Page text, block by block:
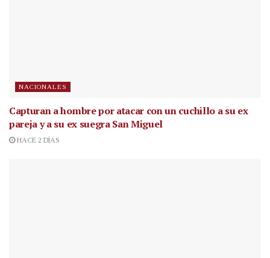
NACIONALES
Capturan a hombre por atacar con un cuchillo a su ex
pareja y a su ex suegra San Miguel
HACE 2 DÍAS